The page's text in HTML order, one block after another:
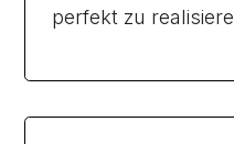
perfekt zu